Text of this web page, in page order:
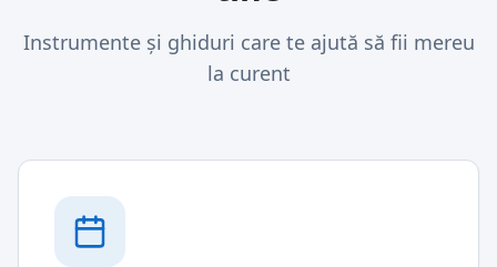
Instrumente și ghiduri care te ajută să fii mereu
la curent